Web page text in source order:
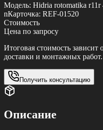
Модель: Hidria rotomatika r11r
nКарточка: REF-01520
Стоимость
Цена по запросу
Итоговая стоимость зависит
доставки и монтажных работ.
Получить консультацию
Описание